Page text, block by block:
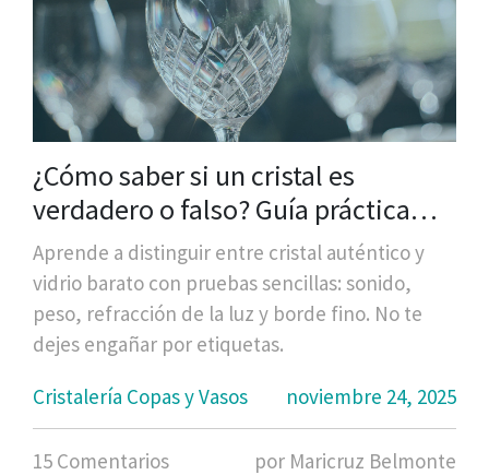
¿Cómo saber si un cristal es
verdadero o falso? Guía práctica
para no ser engañado
Aprende a distinguir entre cristal auténtico y
vidrio barato con pruebas sencillas: sonido,
peso, refracción de la luz y borde fino. No te
dejes engañar por etiquetas.
Cristalería Copas y Vasos
noviembre 24, 2025
15 Comentarios por Maricruz Belmonte